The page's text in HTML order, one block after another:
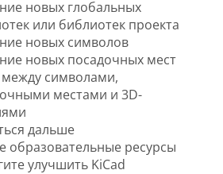
новых глобальных
или библиотек проекта
новых символов
новых посадочных мест
между символами,
местами и 3D-
дальше
образовательные ресурсы
улучшить KiCad